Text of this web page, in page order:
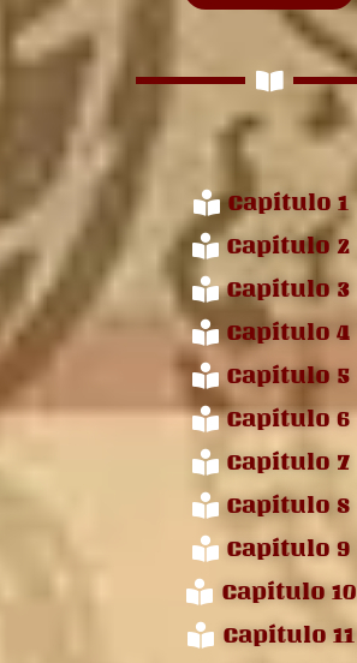
Capítulo 1
Capítulo 2
Capítulo 3
Capítulo 4
Capítulo 5
Capítulo 6
Capítulo 7
Capítulo 8
Capítulo 9
Capítulo 10
Capítulo 11